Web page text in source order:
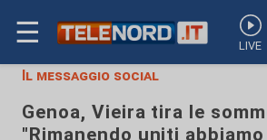
☰ LIVE
Il messaggio social
Genoa, Vieira tira le
"Rimanendo uniti